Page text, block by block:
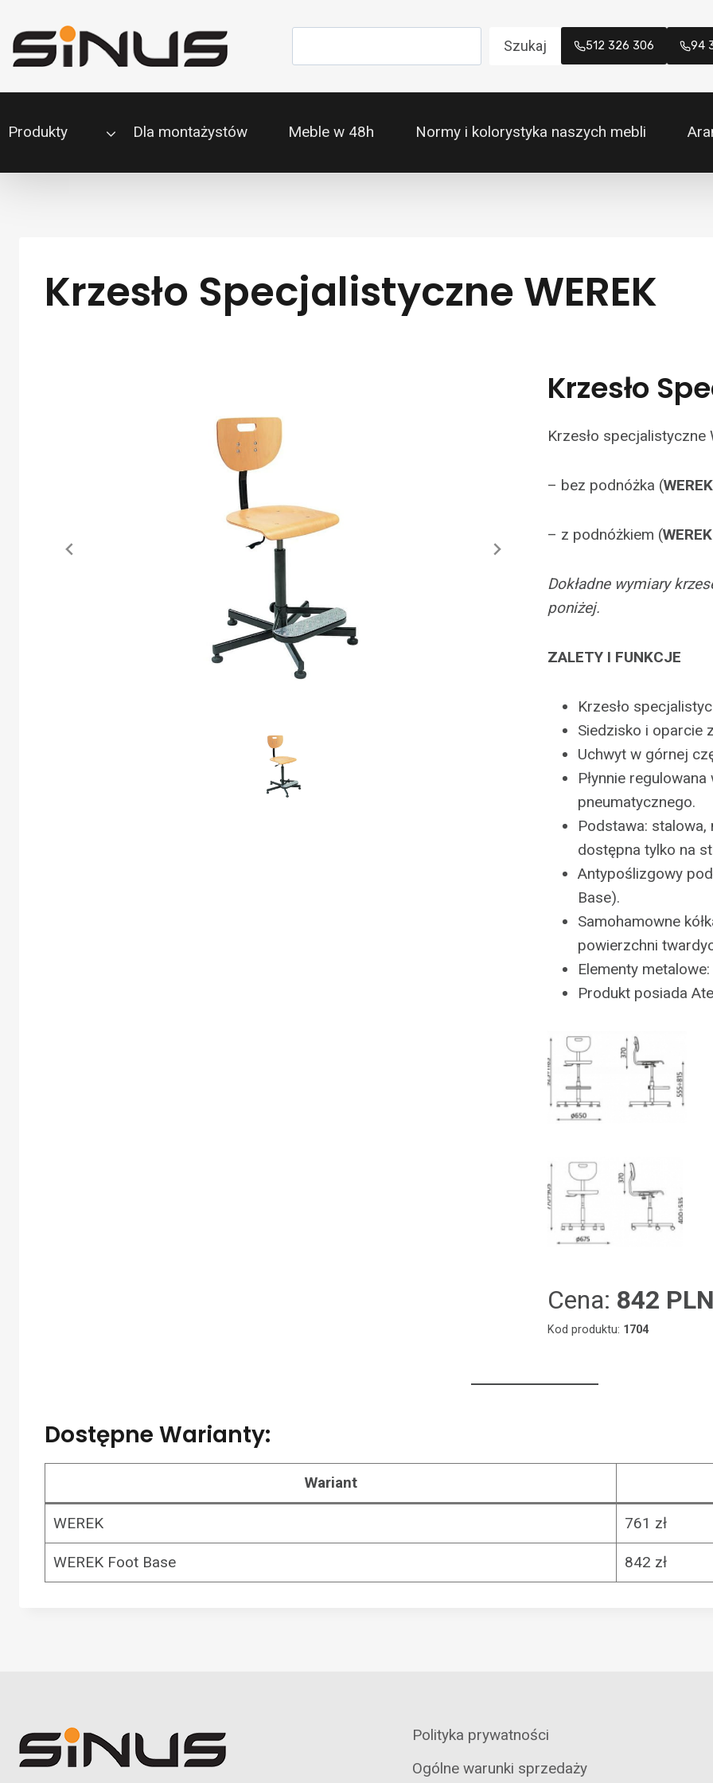
do
treści
Szukaj 512 326 306 94
Produkty Dla montażystów Meble w 48h Normy i kolorystyka naszych mebli
Krzesło Specjalistyczne WEREK
Krzesło
Krzesło specjalistyczne
– bez podnóżka (
– z podnóżkiem (
Dokładne wymiary
poniżej.
ZALETY I FUNKCJE
Krzesło
Siedzisko i oparcie
Uchwyt w górnej
Płynnie
pneumatycznego.
Podstawa:
dostępna tylko na
Antypoślizgowy
Base).
Samohamowne
powierzchni
Elementy
Produkt posiada
Cena: 842
Kod produktu: 1704
Dostępne Warianty:
Wariant
WEREK 761 zł
WEREK Foot Base 842 zł
Polityka prywatności
Ogólne warunki sprzedaży